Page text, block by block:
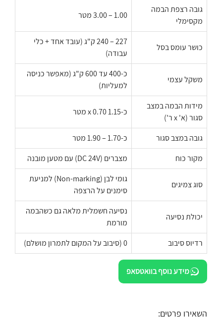
גובה רצפת הבמה
מקסימלי
1.00 – 3.00 מטר
כושר עומס בסל
227 – 240 ק"ג (עובד אחד + כלי
עבודה)
משקל עצמי
כ-400 עד 600 ק"ג (מאפשר כניסה
למעליות)
מידות הבמה במצב
סגור (א' x ר')
כ-1.15 x 0.70 מטר
גובה במצב סגור
כ-1.70 – 1.90 מטר
מקור כוח
מצברים (DC 24V) עם מטען מובנה
סוג צמיגים
גומי לבן (Non-marking) למניעת
סימנים על הרצפה
יכולת נסיעה
נסיעה חשמלית מלאה גם כשהבמה
מורמת
רדיוס סיבוב
0 (סיבוב על המקום לתמרון מושלם)
מידע נוסף בוואטסאפ
השאירו פרטים: